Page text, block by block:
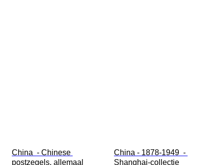
China  - Chinese
postzegels, allemaal
China - 1878-1949  -
Shanghai-collectie